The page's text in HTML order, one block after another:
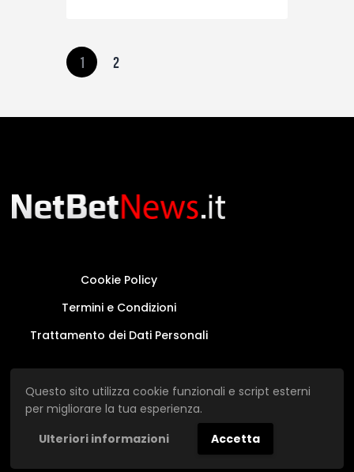
Questo sito utilizza cookie funzionali e script esterni
per migliorare la tua esperienza.
Ulteriori informazioni
Accetta
1 2
Cookie Policy
Termini e Condizioni
Trattamento dei Dati Personali
Questo sito non rappresenta una testata
giornalistica in quanto viene aggiornato senza
alcuna periodicità.